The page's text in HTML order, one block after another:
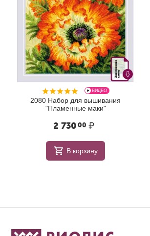
ВИДЕО
2080 Набор для вышивания
"Пламенные маки"
2 730 00 ₽
В корзину